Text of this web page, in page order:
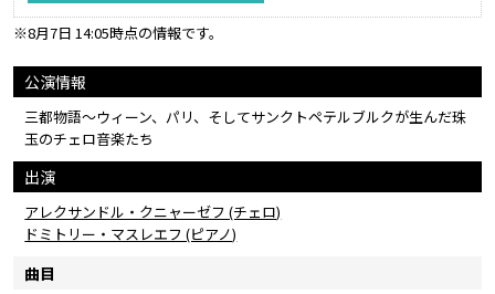
※8月7日 14:05時点の情報です。
公演情報
三都物語〜ウィーン、パリ、そしてサンクトペテルブルクが生んだ珠
玉のチェロ音楽たち
出演
アレクサンドル・クニャーゼフ (チェロ)
ドミトリー・マスレエフ (ピアノ)
曲目